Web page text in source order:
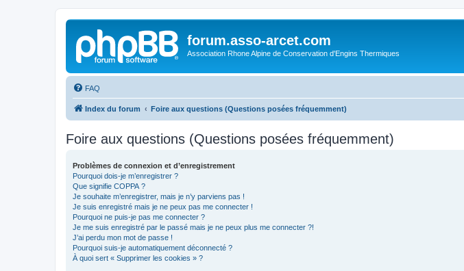
forum.asso-arcet.com
Association Rhone Alpine de Conservation d'Engins Thermiques
FAQ
Index du forum Foire aux questions (Questions posées fréquemment)
Foire aux questions (Questions posées fréquemment)
Problèmes de connexion et d’enregistrement
Pourquoi dois-je m’enregistrer ?
Que signifie COPPA ?
Je souhaite m’enregistrer, mais je n’y parviens pas !
Je suis enregistré mais je ne peux pas me connecter !
Pourquoi ne puis-je pas me connecter ?
Je me suis enregistré par le passé mais je ne peux plus me connecter ?!
J’ai perdu mon mot de passe !
Pourquoi suis-je automatiquement déconnecté ?
À quoi sert « Supprimer les cookies » ?